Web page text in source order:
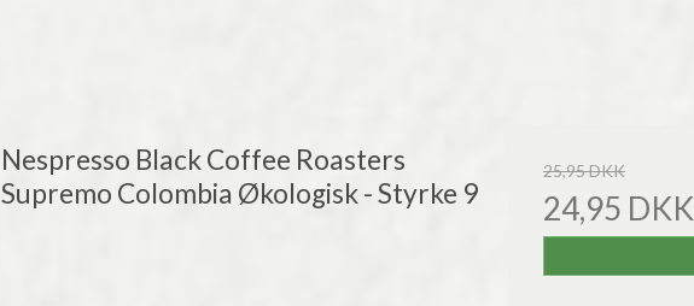
Nespresso Black Coffee Roasters
Supremo Colombia Økologisk - Styrke 9
25,95 DKK
24,95 DKK